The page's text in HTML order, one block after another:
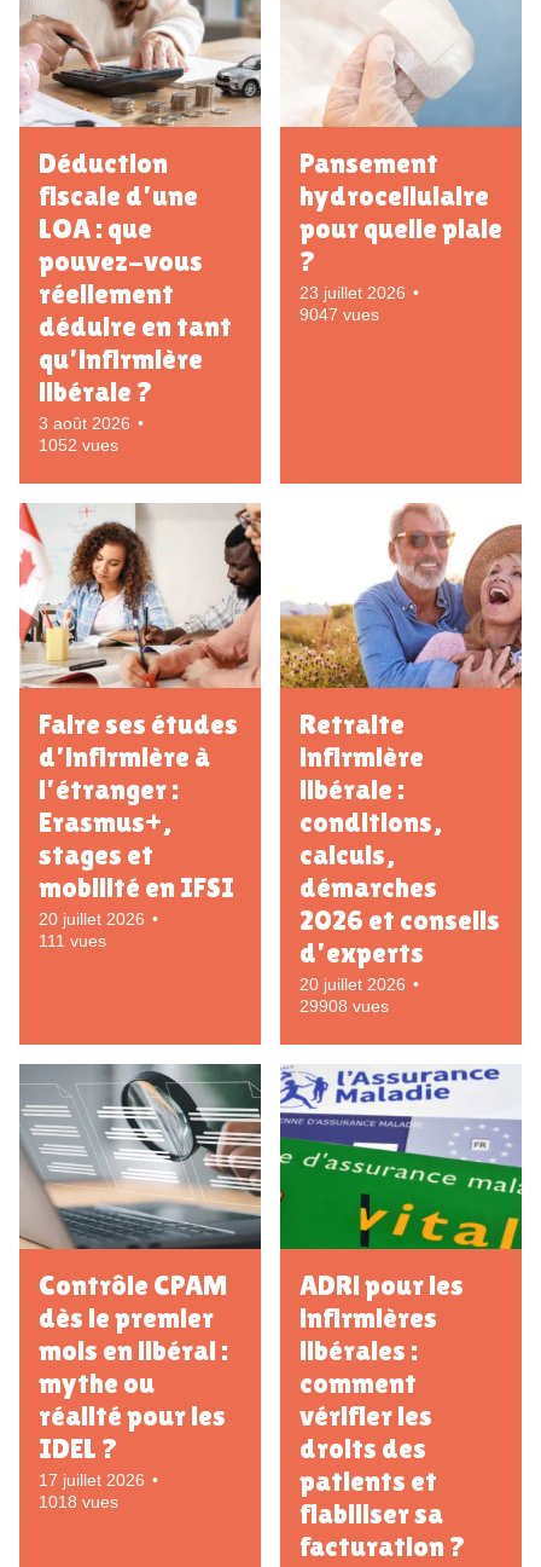
Déduction
fiscale d’une
LOA : que
pouvez-vous
réellement
déduire en tant
qu’infirmière
libérale ?
3 août 2026
1052 vues
Pansement
hydrocellulaire
pour quelle plaie
?
23 juillet 2026
9047 vues
Faire ses études
d’infirmière à
l’étranger :
Erasmus+,
stages et
mobilité en IFSI
20 juillet 2026
111 vues
Retraite
infirmière
libérale :
conditions,
calculs,
démarches
2026 et conseils
d’experts
20 juillet 2026
29908 vues
Contrôle CPAM
dès le premier
mois en libéral :
mythe ou
réalité pour les
IDEL ?
17 juillet 2026
1018 vues
ADRi pour les
infirmières
libérales :
comment
vérifier les
droits des
patients et
fiabiliser sa
facturation ?